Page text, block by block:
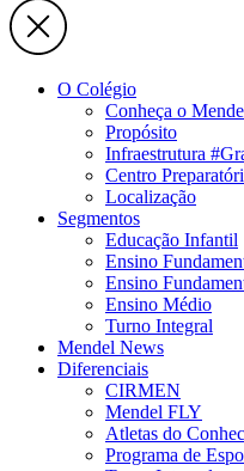
O Colégio
Conheça o
Propósito
Infraestrutura
Centro
Localização
Segmentos
Educação Infantil
Ensino
Ensino
Ensino Médio
Turno Integral
Mendel News
Diferenciais
CIRMEN
Mendel FLY
Atletas do
Programa de